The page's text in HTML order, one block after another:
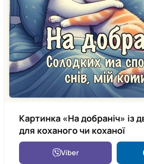
Картинка «На добраніч» із
для коханого чи коханої
Viber